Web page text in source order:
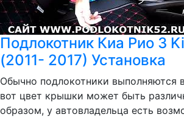
Подлокотник Киа Рио 3
(2011- 2017) Установка
Обычно подлокотники выполняются
вот цвет крышки может быть
образом, у автовладельца есть